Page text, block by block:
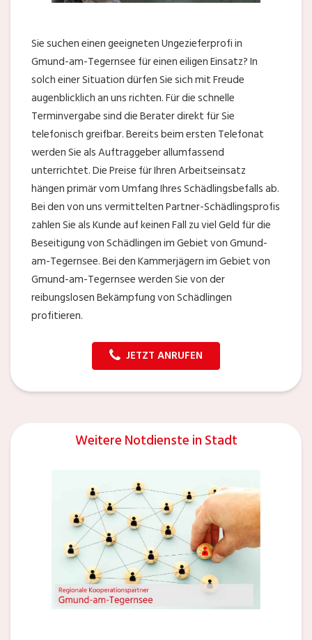
Sie suchen einen geeigneten Ungezieferprofi in
Gmund-am-Tegernsee für einen eiligen Einsatz? In
solch einer Situation dürfen Sie sich mit Freude
augenblicklich an uns richten. Für die schnelle
Terminvergabe sind die Berater direkt für Sie
telefonisch greifbar. Bereits beim ersten Telefonat
werden Sie als Auftraggeber allumfassend
unterrichtet. Die Preise für Ihren Arbeitseinsatz
hängen primär vom Umfang Ihres Schädlingsbefalls ab.
Bei den von uns vermittelten Partner-Schädlingsprofis
zahlen Sie als Kunde auf keinen Fall zu viel Geld für die
Beseitigung von Schädlingen im Gebiet von Gmund-
am-Tegernsee. Bei den Kammerjägern im Gebiet von
Gmund-am-Tegernsee werden Sie von der
reibungslosen Bekämpfung von Schädlingen
profitieren.
JETZT ANRUFEN
Weitere Notdienste in Stadt